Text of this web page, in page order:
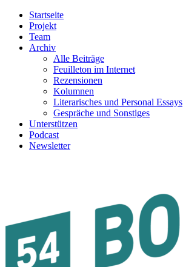
Startseite
Projekt
Team
Archiv
Alle Beiträge
Feuilleton im Internet
Rezensionen
Kolumnen
Literarisches und Personal Essays
Gespräche und Sonstiges
Unterstützen
Podcast
Newsletter